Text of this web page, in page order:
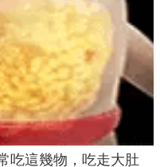
吃這幾物，吃走大肚